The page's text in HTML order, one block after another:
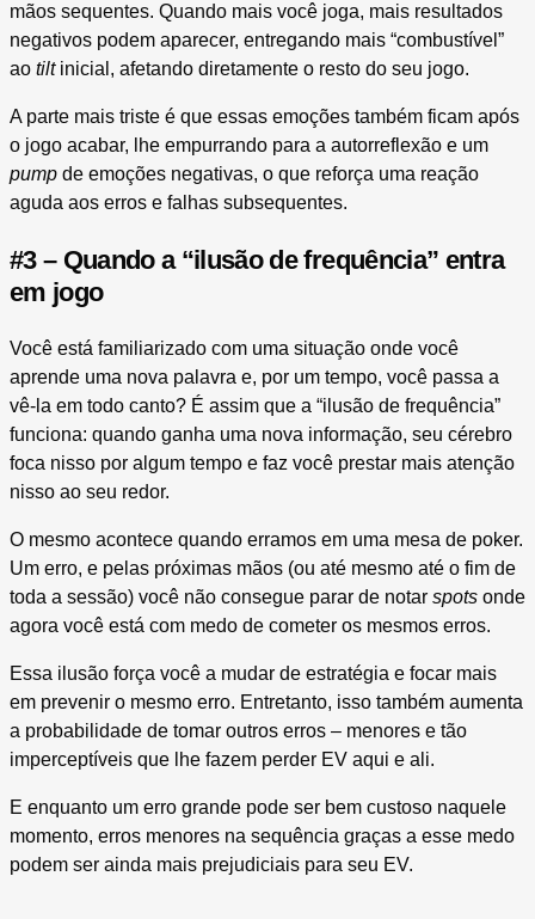
mãos sequentes. Quando mais você joga, mais resultados
negativos podem aparecer, entregando mais “combustível”
ao tiltinicial, afetando diretamente o resto do seu jogo.
A parte mais triste é que essas emoções também ficam após
o jogo acabar, lhe empurrando para a autorreflexão e um
pump de emoções negativas, o que reforça uma reação
aguda aos erros e falhas subsequentes.
#3 – Quando a “ilusão de frequência” entra
em jogo
Você está familiarizado com uma situação onde você
aprende uma nova palavra e, por um tempo, você passa a
vê-la em todo canto? É assim que a “ilusão de frequência”
funciona: quando ganha uma nova informação, seu cérebro
foca nisso por algum tempo e faz você prestar mais atenção
nisso ao seu redor.
O mesmo acontece quando erramos em uma mesa de poker.
Um erro, e pelas próximas mãos (ou até mesmo até o fim de
toda a sessão) você não consegue parar de notar spots onde
agora você está com medo de cometer os mesmos erros.
Essa ilusão força você a mudar de estratégia e focar mais
em prevenir o mesmo erro. Entretanto, isso também aumenta
a probabilidade de tomar outros erros – menores e tão
imperceptíveis que lhe fazem perder EV aqui e ali.
E enquanto um erro grande pode ser bem custoso naquele
momento, erros menores na sequência graças a esse medo
podem ser ainda mais prejudiciais para seu EV.